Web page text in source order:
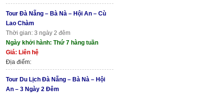
Tour Đà Nẵng – Bà Nà – Hội An – Cù
Lao Chàm
Thời gian: 3 ngày 2 đêm
Ngày khởi hành: Thứ 7 hàng tuần
Giá: Liên hệ
Địa điểm:
Tour Du Lịch Đà Nẵng – Bà Nà – Hội
An – 3 Ngày 2 Đêm